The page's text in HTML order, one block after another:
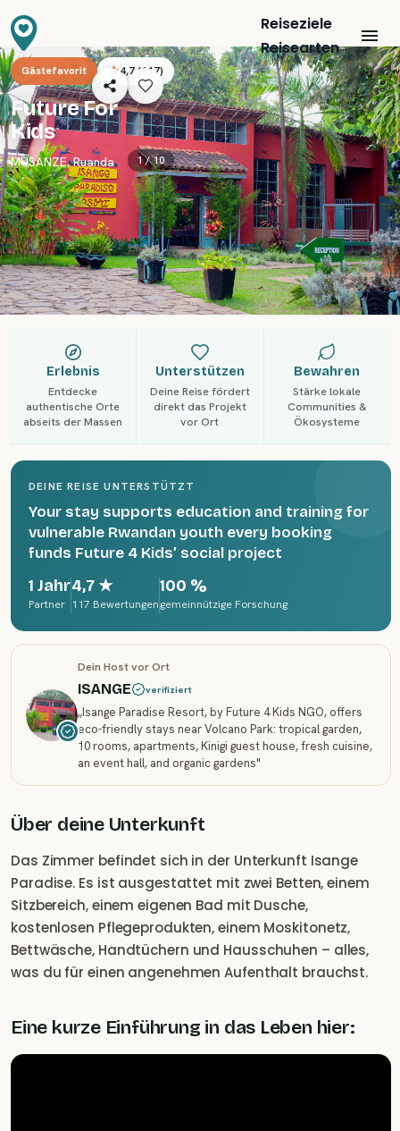
Reiseziele
Reisearten
Gästefavorit 4,7 (117)
Future For
Kids
MUSANZE,Ruanda 1 /10
Erlebnis
Entdecke
authentische Orte
abseits der Massen
Unterstützen
Deine Reise fördert
direkt das Projekt
vor Ort
Bewahren
Stärke lokale
Communities &
Ökosysteme
DEINE REISE UNTERSTÜTZT
Your stay supports education and training for
vulnerable Rwandan youth every booking
funds Future 4 Kids’ social project
1 Jahr
Partner
4,7★
117 Bewertungen
100 %
gemeinnützige Forschung
Dein Host vor Ort
ISANGE verifiziert
„Isange Paradise Resort, by Future 4 Kids NGO, offers
eco-friendly stays near Volcano Park: tropical garden,
10 rooms, apartments, Kinigi guest house, fresh cuisine,
an event hall, and organic gardens"
Über deine Unterkunft
Das Zimmer befindet sich in der Unterkunft Isange
Paradise. Es ist ausgestattet mit zwei Betten, einem
Sitzbereich, einem eigenen Bad mit Dusche,
kostenlosen Pflegeprodukten, einem Moskitonetz,
Bettwäsche, Handtüchern und Hausschuhen – alles,
was du für einen angenehmen Aufenthalt brauchst.
Eine kurze Einführung in das Leben hier: